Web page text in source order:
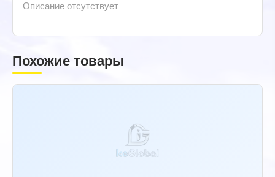
Описание отсутствует
Похожие товары